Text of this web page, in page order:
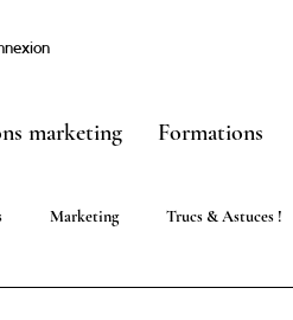
marketing Formations
Marketing Trucs & Astuces !